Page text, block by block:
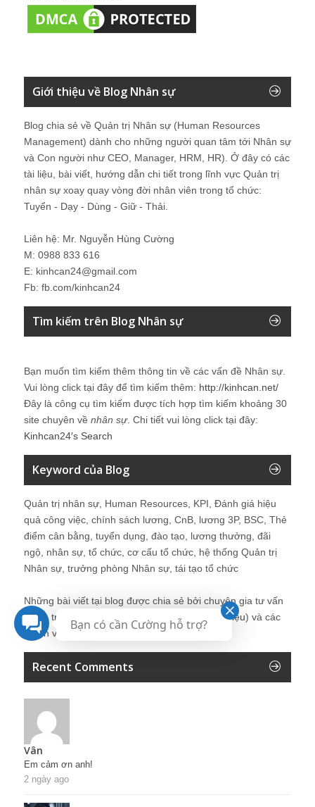
Giới thiệu về Blog Nhân sự
Blog chia sẻ về Quản trị Nhân sự (Human Resources
Management) dành cho những người quan tâm tới Nhân sự
và Con người như CEO, Manager, HRM, HR). Ở đây có các
tài liệu, bài viết, hướng dẫn chi tiết trong lĩnh vực Quản trị
nhân sự xoay quay vòng đời nhân viên trong tổ chức:
Tuyển - Dạy - Dùng - Giữ - Thải.
Liên hệ: Mr. Nguyễn Hùng Cường
M: 0988 833 616
E: kinhcan24@gmail.com
Fb: fb.com/kinhcan24
Tìm kiếm trên Blog Nhân sự
Bạn muốn tìm kiếm thêm thông tin về các vấn đề Nhân sự
Vui lòng click tại đây để tìm kiếm thêm: http://kinhcan.net/
Đây là công cụ tìm kiếm được tích hợp tìm kiếm khoảng 30
site chuyên về nhân sự. Chi tiết vui lòng click tại đây:
Kinhcan24′s Search
Keyword của Blog
Quản trị nhân sự, Human Resources, KPI, Đánh giá hiệu
quả công việc, chính sách lương, CnB, lương 3P, BSC, Thẻ
điểm cân bằng, tuyển dụng, đào tạo, lương thưởng, đãi
ngộ, nhân sự, tổ chức, cơ cấu tổ chức, hệ thống Quản trị
Nhân sự, trưởng phòng Nhân sự, tái tạo tổ chức
Những bài viết tại blog được chia sẻ bởi chuyên gia tư vấn
Quản trị Nhân sự Nguyễn Hùng Cường (
giới thiệu) và các
thành viên khác trong cộng đồng Nhân sự.
Recent Comments
Vân
Em cảm ơn anh!
2 ngày ago
Bạn có cần Cường hỗ trợ?